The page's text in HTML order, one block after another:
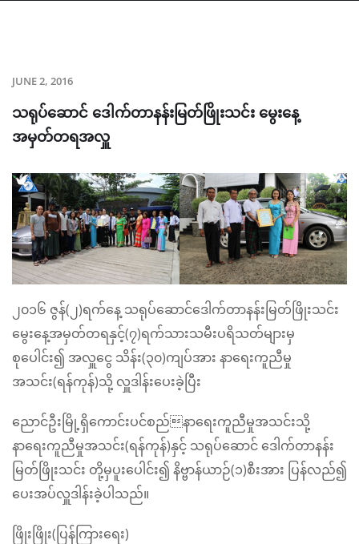
JUNE 2, 2016
သရုပ်ဆောင် ဒေါက်တာနန်းမြတ်ဖြိုးသင်း မွေးနေ့
အမှတ်တရအလှူ
၂၀၁၆ ဇွန်(၂)ရက်နေ့ သရုပ်ဆောင်ဒေါက်တာနန်းမြတ်ဖြိုးသင်း
မွေးနေ့အမှတ်တရနှင့်(၇)ရက်သားသမီးပရိသတ်များမှ
စုပေါင်း၍ အလှူငွေ သိန်း(၃၀)ကျပ်အား နာရေးကူညီမှု
အသင်း(ရန်ကုန်)သို့ လှူဒါန်းပေးခဲ့ပြီး
ညောင်ဦးမြို့ရှိကောင်းပင်စည်နာရေးကူညီမှုအသင်းသို့
နာရေးကူညီမှုအသင်း(ရန်ကုန်)နှင့် သရုပ်ဆောင် ဒေါက်တာနန်း
မြတ်ဖြိုးသင်း တို့မှပူးပေါင်း၍ နိဗ္ဗာန်ယာဉ်(၁)စီးအား ပြန်လည်၍
ပေးအပ်လှူဒါန်းခဲ့ပါသည်။
ဖြိုးဖြိုး(ပြန်ကြားရေး)